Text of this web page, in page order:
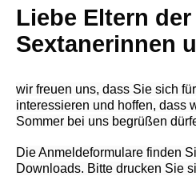
Liebe Eltern
Sextanerinnen
wir freuen uns, dass Sie sich
interessieren und hoffen, dass
Sommer bei uns begrüßen
Die Anmeldeformulare finden
Downloads. Bitte drucken Sie